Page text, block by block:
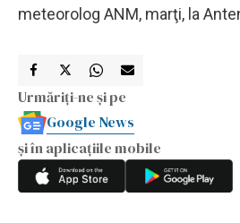
meteorolog ANM, marţi, la
Urmăriți-ne și pe
Google News
și în aplicațiile mobile